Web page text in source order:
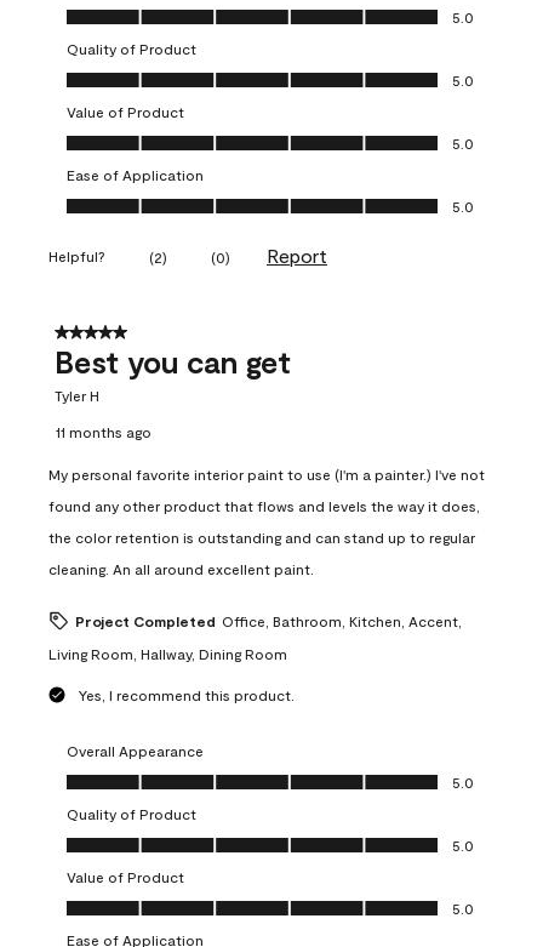
Overall Appearance, 5.0 out of 5
5.0
Quality of Product
Quality of Product, 5.0 out of 5
5.0
Value of Product
Value of Product, 5.0 out of 5
5.0
Ease of Application
Ease of Application, 5.0 out of 5
5.0
Helpful? (2) (0) Report
5 out of 5 stars.
Best you can get
Tyler H
11 months ago
My personal favorite interior paint to use (I'm a painter.) I've not
found any other product that flows and levels the way it does,
the color retention is outstanding and can stand up to regular
cleaning. An all around excellent paint.
Project Completed Office, Bathroom, Kitchen, Accent,
Living Room, Hallway, Dining Room
Yes, I recommend this product.
Overall Appearance
Overall Appearance, 5.0 out of 5
5.0
Quality of Product
Quality of Product, 5.0 out of 5
5.0
Value of Product
Value of Product, 5.0 out of 5
5.0
Ease of Application